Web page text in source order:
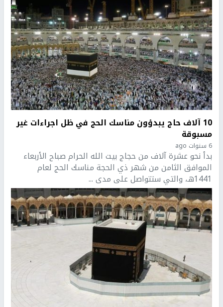
10 آلاف حاج يبدؤون مناسك الحج في ظل اجراءات غير
مسبوقة
6 سنوات ago
بدأ نحو عشرة آلاف من حجاج بيت الله الحرام صباح الأربعاء
الموافق الثامن من شهر ذي الحجة مناسك الحج لعام
1441هـ، والتي ستتواصل على مدى ...